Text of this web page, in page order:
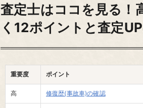
査定士はココを見る！
く12ポイントと査定
重要度 ポイント
高 修復歴(事故車)の確認